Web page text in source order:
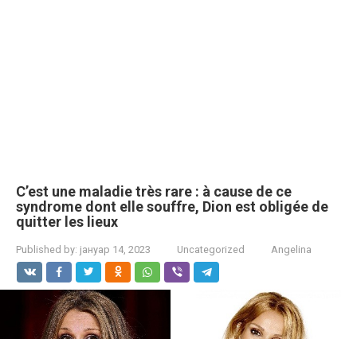
C’est une maladie très rare : à cause de ce
syndrome dont elle souffre, Dion est obligée de
quitter les lieux
Published by: јануар 14, 2023 Uncategorized Angelina